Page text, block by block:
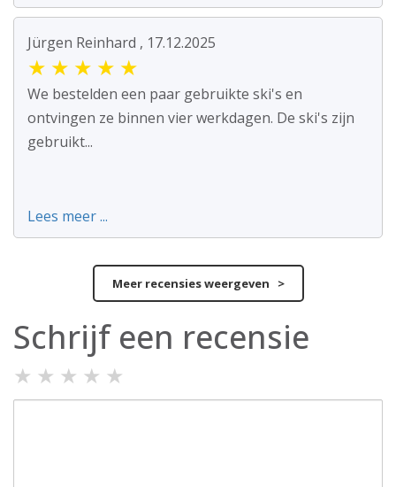
Jürgen Reinhard , 17.12.2025
★ ★ ★ ★ ★
We bestelden een paar gebruikte ski's en
ontvingen ze binnen vier werkdagen. De ski's zijn
gebruikt...
Lees meer ...
Meer recensies weergeven >
Schrijf een recensie
★ ★ ★ ★ ★